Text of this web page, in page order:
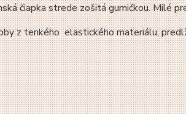
čiapka strede zošitá gumičkou. Milé
z tenkého elastického materiálu,